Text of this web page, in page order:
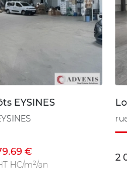
EYSINES
€
HC/m²/an
2